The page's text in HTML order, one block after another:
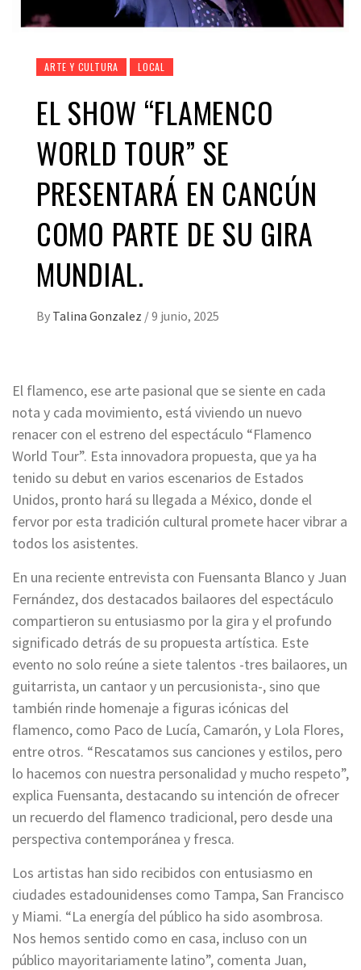
ARTE Y CULTURA LOCAL
EL SHOW “FLAMENCO
WORLD TOUR” SE
PRESENTARÁ EN CANCÚN
COMO PARTE DE SU GIRA
MUNDIAL.
By Talina Gonzalez /9 junio, 2025
El flamenco, ese arte pasional que se siente en cada
nota y cada movimiento, está viviendo un nuevo
renacer con el estreno del espectáculo “Flamenco
World Tour”. Esta innovadora propuesta, que ya ha
tenido su debut en varios escenarios de Estados
Unidos, pronto hará su llegada a México, donde el
fervor por esta tradición cultural promete hacer vibrar a
todos los asistentes.
En una reciente entrevista con Fuensanta Blanco y Juan
Fernández, dos destacados bailaores del espectáculo
compartieron su entusiasmo por la gira y el profundo
significado detrás de su propuesta artística. Este
evento no solo reúne a siete talentos -tres bailaores, un
guitarrista, un cantaor y un percusionista-, sino que
también rinde homenaje a figuras icónicas del
flamenco, como Paco de Lucía, Camarón, y Lola Flores,
entre otros. “Rescatamos sus canciones y estilos, pero
lo hacemos con nuestra personalidad y mucho respeto”,
explica Fuensanta, destacando su intención de ofrecer
un recuerdo del flamenco tradicional, pero desde una
perspectiva contemporánea y fresca.
Los artistas han sido recibidos con entusiasmo en
ciudades estadounidenses como Tampa, San Francisco
y Miami. “La energía del público ha sido asombrosa.
Nos hemos sentido como en casa, incluso con un
público mayoritariamente latino”, comenta Juan,